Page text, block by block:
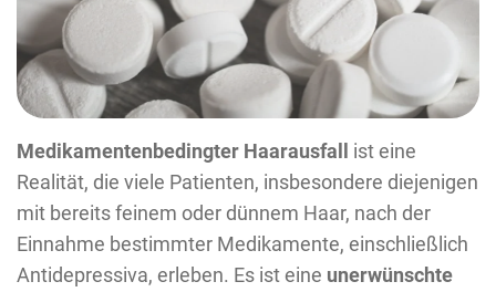
Medikamentenbedingter Haarausfall ist eine
Realität, die viele Patienten, insbesondere diejenigen
mit bereits feinem oder dünnem Haar, nach der
Einnahme bestimmter Medikamente, einschließlich
Antidepressiva, erleben. Es ist eine unerwünschte